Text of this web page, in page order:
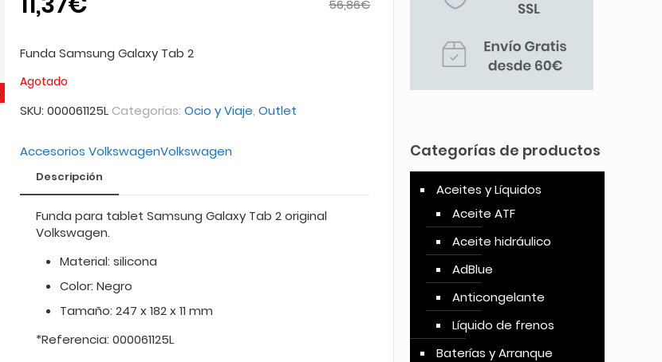
56,86€
Funda Samsung Galaxy Tab 2
Agotado
SKU: 000061125L Categorías: Ocio y Viaje, Outlet
Accesorios VolkswagenVolkswagen
Descripción
Funda para tablet Samsung Galaxy Tab 2 original
Volkswagen.
Material: silicona
Color: Negro
Tamaño: 247 x 182 x 11 mm
*Referencia: 000061125L
Categorías de productos
Aceites y Líquidos
Aceite ATF
Aceite hidráulico
AdBlue
Anticongelante
Líquido de frenos
Baterías y Arranque